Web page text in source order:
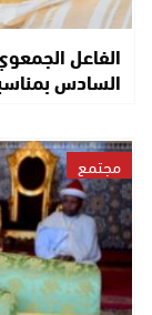
الفاعل
السادس
مجتمع